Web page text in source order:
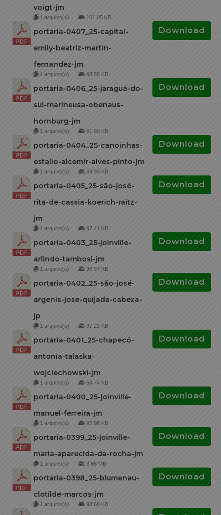
voigt-jm
1 arquivo(s) 101.05 KB
portaria-0407_25-capital-
emily-beatriz-martin-
fernandez-jm
1 arquivo(s) 98.80 KB
Download
portaria-0406_25-jaraguá-do-
sul-marineusa-obenaus-
hornburg-jm
1 arquivo(s) 61.90 KB
Download
portaria-0404_25-canoinhas-
estalio-alcemir-alves-pinto-jm
1 arquivo(s) 64.93 KB
Download
portaria-0405_25-são-josé-
rita-de-cassia-koerich-raitz-
jm
1 arquivo(s) 97.41 KB
Download
portaria-0403_25-joinville-
arlindo-tambosi-jm
1 arquivo(s) 96.97 KB
Download
portaria-0402_25-são-josé-
argenis-jose-quijada-cabeza-
jp
1 arquivo(s) 97.23 KB
Download
portaria-0401_25-chapecó-
antonia-talaska-
wojciechowski-jm
1 arquivo(s) 64.74 KB
Download
portaria-0400_25-joinville-
manuel-ferreira-jm
1 arquivo(s) 95.98 KB
Download
portaria-0399_25-joinville-
maria-aparecida-da-rocha-jm
1 arquivo(s) 3.66 MB
Download
portaria-0398_25-blumenau-
clotilde-marcos-jm
1 arquivo(s) 98.60 KB
Download